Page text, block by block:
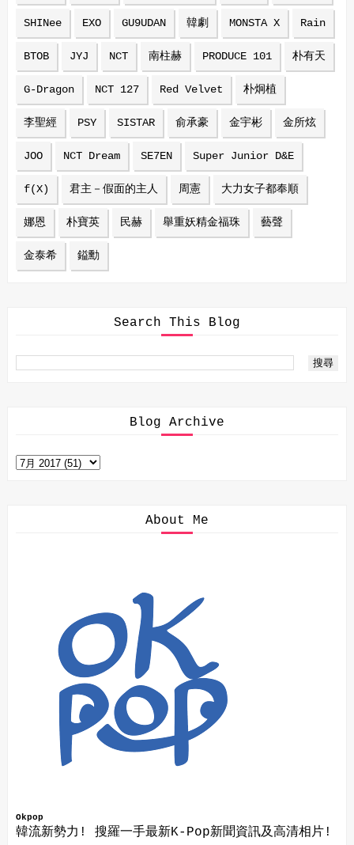
SHINee EXO GU9UDAN 韓劇 MONSTA X Rain
BTOB JYJ NCT 南柱赫 PRODUCE 101 朴有天
G-Dragon NCT 127 Red Velvet 朴炯植
李聖經 PSY SISTAR 俞承豪 金宇彬 金所炫
JOO NCT Dream SE7EN Super Junior D&E
f(X) 君主－假面的主人 周憲 大力女子都奉順
娜恩 朴寶英 民赫 舉重妖精金福珠 藝聲
金泰希 鎰勳
Search This Blog
Blog Archive
About Me
Okpop
韓流新勢力! 搜羅一手最新K-Pop新聞資訊及高清相片!